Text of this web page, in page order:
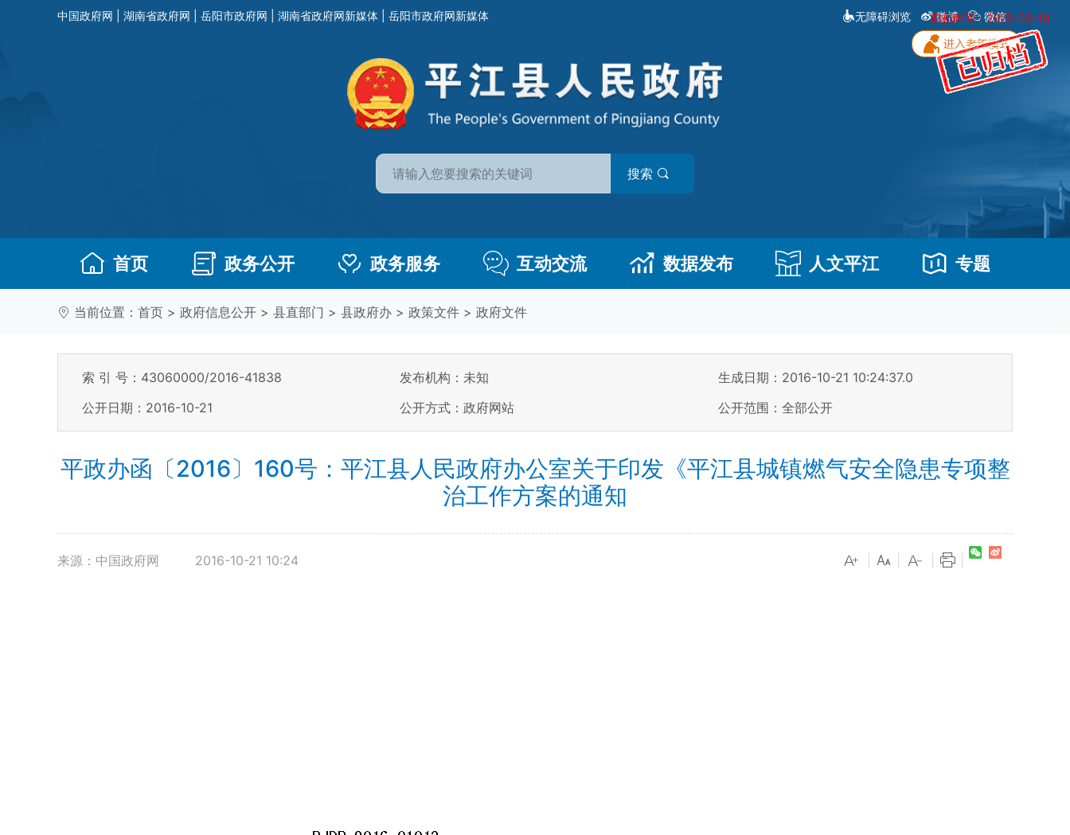
归档时间：2026-03-18
中国政府网 湖南省政府网 岳阳市政府网 湖南省政府网新媒体 岳阳市政府网新媒体 无障碍浏览 微博 微信
搜索
首页 政务公开 政务服务 互动交流 数据发布 人文平江 专题
当前位置： 首页 > 政府信息公开 > 县直部门 > 县政府办 > 政策文件 > 政府文件
索 引 号：43060000/2016-41838 发布机构：未知
生成日期：2016-10-21 10:24:37.0
公开日期：2016-10-21
公开方式：政府网站 公开范围：全部公开
平政办函〔2016〕160号：平江县人民政府办公室关于印发《平江县城镇燃气安全隐患专项整
治工作方案的通知
来源：中国政府网 2016-10-21 10:24